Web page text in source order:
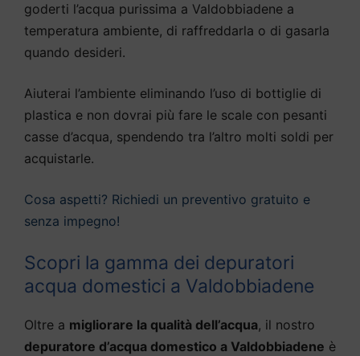
goderti l’acqua purissima a Valdobbiadene a
temperatura ambiente, di raffreddarla o di gasarla
quando desideri.
Aiuterai l’ambiente eliminando l’uso di bottiglie di
plastica e non dovrai più fare le scale con pesanti
casse d’acqua, spendendo tra l’altro molti soldi per
acquistarle.
Cosa aspetti? Richiedi un preventivo gratuito e
senza impegno!
Scopri la gamma dei depuratori
acqua domestici a Valdobbiadene
Oltre a migliorare la qualità dell’acqua, il nostro
depuratore d’acqua domestico a Valdobbiadene è